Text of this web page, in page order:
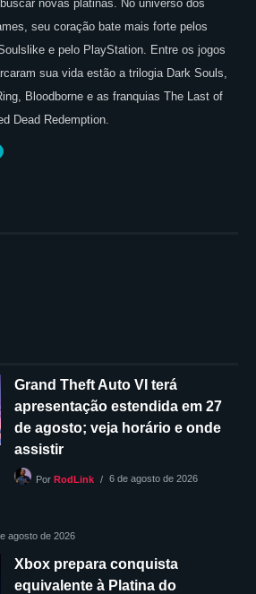
novas platinas. No universo dos
seu coração bate mais forte pelos
e pelo PlayStation. Entre os jogos
sua vida estão a trilogia Dark Souls,
Bloodborne e as franquias The Last of
Dead Redemption.
Grand Theft Auto VI terá
apresentação estendida em 27
de agosto; veja horário e onde
assistir
Por RodLink 6 de agosto de 2026
agosto de 2026
Xbox prepara conquista
equivalente à Platina do